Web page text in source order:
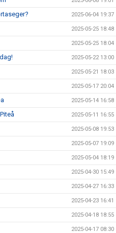
2025-06-04 19:37
2025-05-25 18:48
2025-05-25 18:04
2025-05-22 13:00
2025-05-21 18:03
2025-05-17 20:04
2025-05-14 16:58
2025-05-11 16:55
2025-05-08 19:53
2025-05-07 19:09
2025-05-04 18:19
2025-04-30 15:49
2025-04-27 16:33
2025-04-23 16:41
2025-04-18 18:55
2025-04-17 08:30